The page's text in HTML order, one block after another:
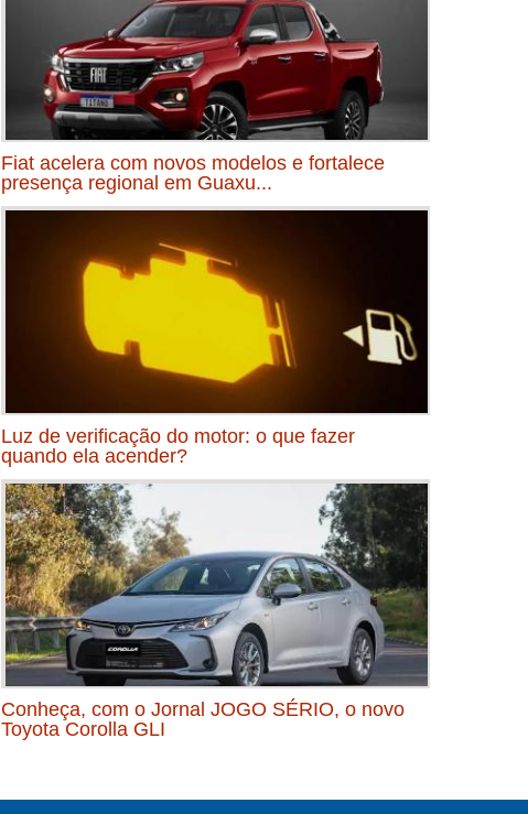
Fiat acelera com novos modelos e fortalece
presença regional em Guaxu...
Luz de verificação do motor: o que fazer
quando ela acender?
Conheça, com o Jornal JOGO SÉRIO, o novo
Toyota Corolla GLI